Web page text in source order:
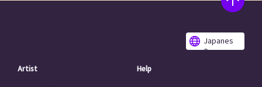
Japanes
e
Artist Help